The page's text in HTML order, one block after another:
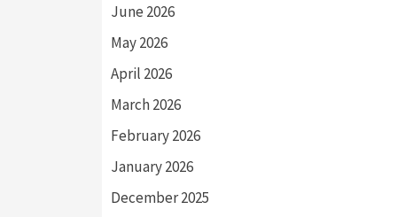
June 2026
May 2026
April 2026
March 2026
February 2026
January 2026
December 2025